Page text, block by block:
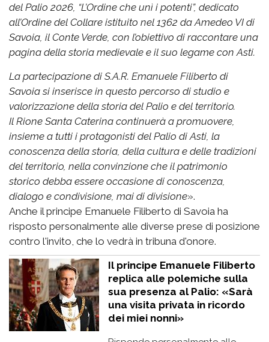
del Palio 2026, “L’Ordine che unì i potenti”, dedicato
all’Ordine del Collare istituito nel 1362 da Amedeo VI di
Savoia, il Conte Verde, con l’obiettivo di raccontare una
pagina della storia medievale e il suo legame con Asti.
La partecipazione di S.A.R. Emanuele Filiberto di
Savoia si inserisce in questo percorso di studio e
valorizzazione della storia del Palio e del territorio.
Il Rione Santa Caterina continuerà a promuovere,
insieme a tutti i protagonisti del Palio di Asti, la
conoscenza della storia, della cultura e delle tradizioni
del territorio, nella convinzione che il patrimonio
storico debba essere occasione di conoscenza,
dialogo e condivisione, mai di divisione».
Anche il principe Emanuele Filiberto di Savoia ha
risposto personalmente alle diverse prese di posizione
contro l'invito, che lo vedrà in tribuna d'onore.
Il principe Emanuele Filiberto
replica alle polemiche sulla
sua presenza al Palio: «Sarà
una visita privata in ricordo
dei miei nonni»